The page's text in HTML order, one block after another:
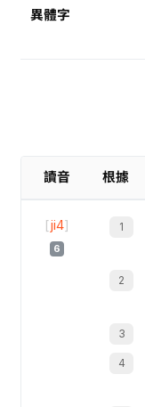
異體字
讀音 根據
[ji4]
6